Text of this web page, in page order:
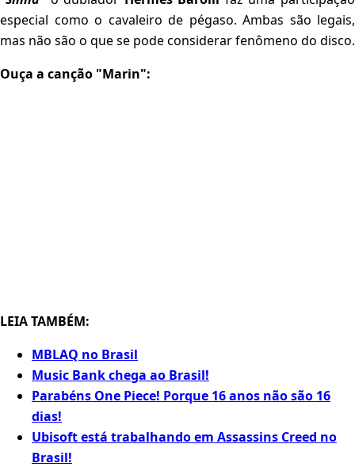
especial como o cavaleiro de pégaso. Ambas são legais,
mas não são o que se pode considerar fenômeno do disco.
Ouça a canção "Marin":
LEIA TAMBÉM:
MBLAQ no Brasil
Music Bank chega ao Brasil!
Parabéns One Piece! Porque 16 anos não são 16
dias!
Ubisoft está trabalhando em Assassins Creed no
Brasil!